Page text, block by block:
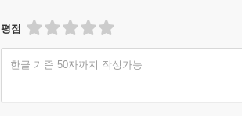
평점
한글 기준 50자까지 작성가능